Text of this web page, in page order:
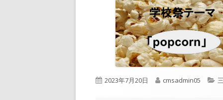
公
2023年7月20日
作
cmsadmin05
カ